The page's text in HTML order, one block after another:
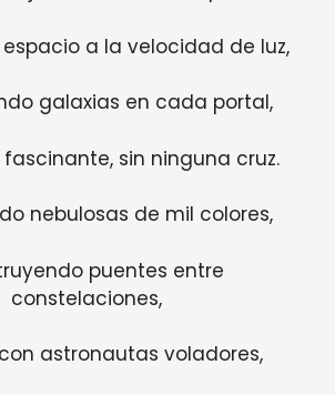
a la velocidad de luz,
galaxias en cada portal,
sin ninguna cruz.
nebulosas de mil colores,
puentes entre
constelaciones,
astronautas voladores,